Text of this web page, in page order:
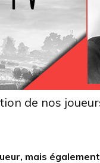
de nos
mais